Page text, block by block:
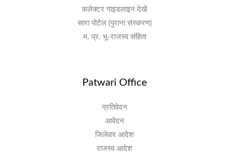
कलेक्टर गाइडलाइन देखें
सारा पोर्टल (पुराना संस्करण)
म. प्र. भू-राजस्व संहिता
Patwari Office
प्रतिवेदन
आवेदन
जिलेवार आदेश
राजस्व आदेश